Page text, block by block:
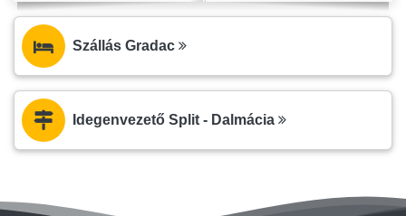
Szállás Gradac
Idegenvezető Split - Dalmácia